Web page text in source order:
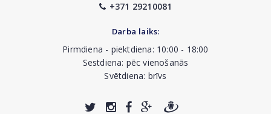
+371 29210081
Darba laiks:
Pirmdiena - piektdiena: 10:00 - 18:00
Sestdiena: pēc vienošanās
Svētdiena: brīvs